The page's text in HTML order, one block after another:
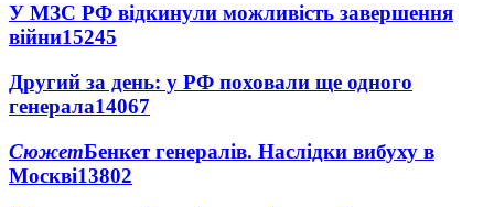
У МЗС РФ відкинули можливість завершення
війни15245
Другий за день: у РФ поховали ще одного
генерала14067
СюжетБенкет генералів. Наслідки вибуху в
Москві13802